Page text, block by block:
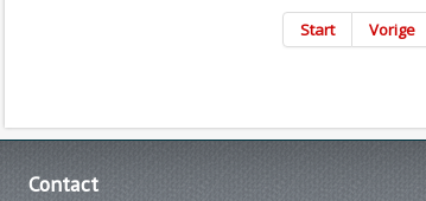
Start Vorige
Contact